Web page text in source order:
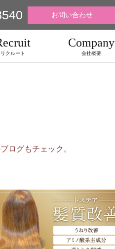
お問い合わせ
リクルート
Company
会社概要
ログもチェック。